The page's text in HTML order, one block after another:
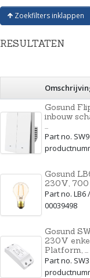
Zoekfilters inklappen
RESULTATEN
Gosund
inbouw
...
Part no.
Gosund
230V, 700
Part no.
00039498
Gosund
230V
Platform, ...
Part no.